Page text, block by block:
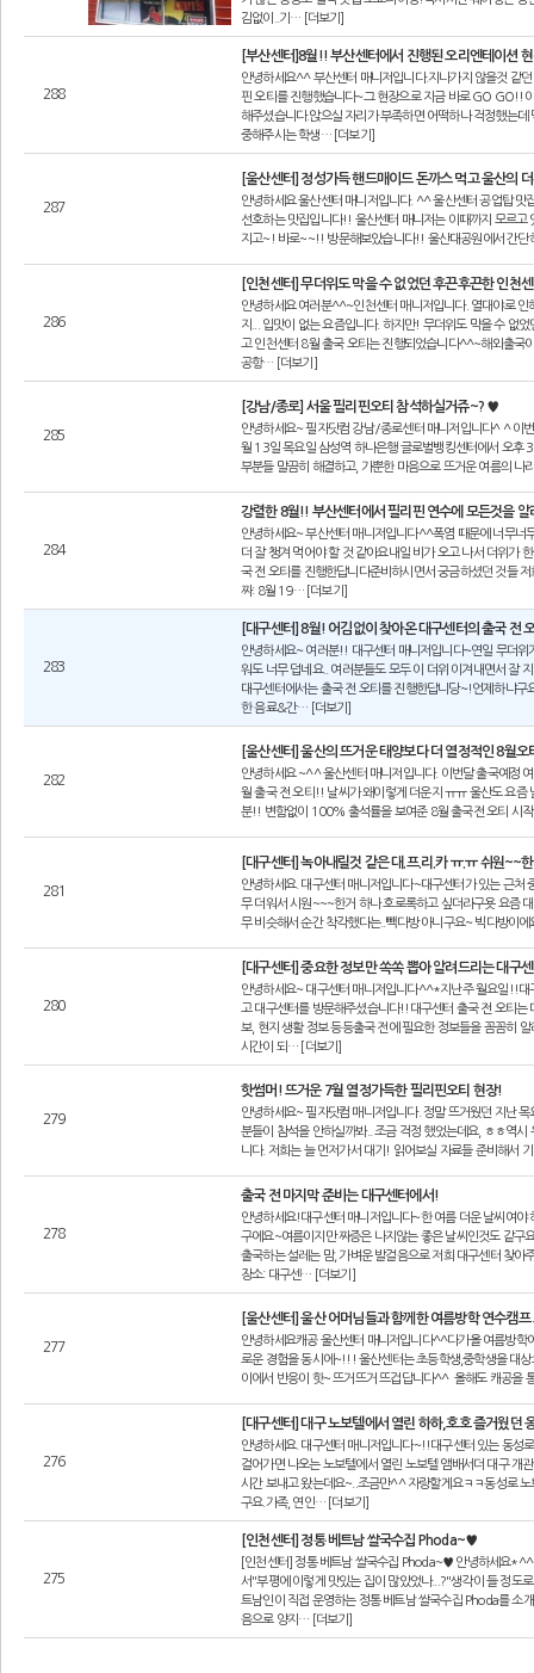
김없이..기… [더보기]
288
[부산센터]8월!! 부산센터에서 진행된 오리엔테이션
안녕하세요^^ 부산센터 매니저입니다.지나가지 않을것 같
핀 오티를 진행했습니다~그 현장으로 지금 바로 GO GO!!
해주셨습니다.앉으실 자리가 부족하면 어떡하나 걱정했는
중해주시는 학생… [더보기]
287
[울산센터] 정성가득 핸드매이드 돈까스 먹고 울산의
안녕하세요 울산센터 매니저입니다. ^^ 울산센터 공업탑 맛
선호하는 맛집입니다!! 울산센터 매니저는 이때까지 모르고
지고~! 바로~~!! 방문해보았습니다!! 울산대공원에서 간단
286
[인천센터] 무더위도 막을 수 없었던 후끈후끈한 인천
안녕하세요 여러분^^~인천센터 매니저입니다. 열대야로
지... 입맛이 없는 요즘입니다. 하지만! 무더위도 막을 수 없
고 인천센터 8월 출국 오티는 진행되었습니다^^~해외출국
공항… [더보기]
285
[강남/종로] 서울 필리핀오티 참석하실거쥬~? ♥
안녕하세요~ 필자닷컴 강남/종로센터 매니저입니다^ ^ 이
월 13일 목요일 삼성역 하나은행 글로벌뱅킹센터에서 오후
부분들 말끔히 해결하고, 가뿐한 마음으로 뜨거운 여름의
284
강렬한 8월!! 부산센터에서 필리핀 연수에 모든것을
안녕하세요~ 부산센터 매니저입니다^^폭염 때문에 너무너
더 잘 챙겨 먹어야 할 것 같아요내일 비가 오고 나서 더위가
국 전 오티를 진행한답니다준비하시면서 궁금하셨던 것들
짜: 8월 19… [더보기]
283
[대구센터] 8월! 어김없이 찾아온 대구센터의 출국 전
안녕하세요~ 여러분!! 대구센터 매니저입니다~연일 무더위
워도 너무 덥네요.. 여러분들도 모두 이 더위 이겨내면서 잘
대구센터에서는 출국 전 오티를 진행한답니당~!언제하냐
한 음료&간… [더보기]
282
[울산센터] 울산의 뜨거운 태양보다 더 열정적인 8월
안녕하세요 ~^^ 울산센터 매니저입니다. 이번달 출국예정
월 출국 전 오티!! 날씨가 왜이렇게 더운지 ㅠㅠ 울산도 요즘
분!! 변함없이 100% 출석률을 보여준 8월 출국전 오티 시
281
[대구센터] 녹아내릴것 같은 대.프.리.카 ㅠ.ㅠ 쉬원~~
안녕하세요. 대구센터 매니저입니다~대구센터가 있는 근처
무 더워서 시원~~~한거 하나 호로록하고 싶더라구욧 요즘
무 비슷해서 순간 착각했다는..빽다방 아니구요~ 빅다방이
280
[대구센터] 중요한 정보만 쏙쏙 뽑아 알려드리는 대구
안녕하세요~ 대구센터 매니저입니다^^*지난주 월요일!!대
고 대구센터를 방문해주셨습니다!!대구센터 출국 전 오티는
보, 현지 생활 정보 등등출국 전에 필요한 정보들을 꼼꼼히
시간이 되… [더보기]
279
핫썸머! 뜨거운 7월 열정가득한 필리핀오티 현장!
안녕하세요~ 필자닷컴 매니저입니다. 정말 뜨거웠던 지난
분들이 참석을 안하실까봐.. 조금 걱정 했었는데요, ㅎㅎ역
니다. 저희는 늘 먼저가서 대기! 읽어보실 자료들 준비해서
278
출국 전 마지막 준비는 대구센터에서!
안녕하세요!대구센터 매니저입니다~한 여름 더운 날씨여야
구에요~여름이지만 짜증은 나지않는 좋은 날씨인것도 같
출국하는 설레는 맘, 가벼운 발걸음으로 저희 대구센터 찾
장소: 대구센… [더보기]
277
[울산센터] 울산 어머님들과 함께한 여름방학 연수캠
안녕하세요캐공 울산센터 매니저입니다^^다가올 여름방
로운 경험을 동시에~!!! 울산센터는 초등학생,중학생을 대
이에서 반응이 핫~ 뜨거뜨거 뜨겁답니다^^ 올해도 캐공
276
[대구센터] 대구 노보텔에서 열린 하하,호호 즐거웠던
안녕하세요. 대구센터 매니저입니다~!!대구센터 있는 동성
걸어가면 나오는 노보텔에서 열린 노보텔 앰배서더 대구
시간 보내고 왔는데요~..조금만^^ 자랑할게요ㅋㅋ동성로
구요.가족, 연인… [더보기]
275
[인천센터] 정통 베트남 쌀국수집 Phoda~♥
[인천센터] 정통 베트남 쌀국수집 Phoda~♥ 안녕하세요
서"부평에 이렇게 맛있는 집이 많았었나...?"생각이 들 정도
트남인이 직접 운영하는 정통 베트남 쌀국수집 Phoda를 소
음으로 양지… [더보기]